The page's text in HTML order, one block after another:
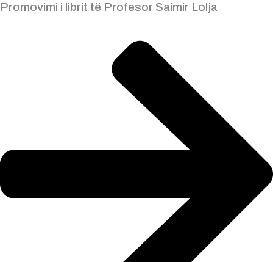
Promovimi i librit të Profesor Saimir Lolja